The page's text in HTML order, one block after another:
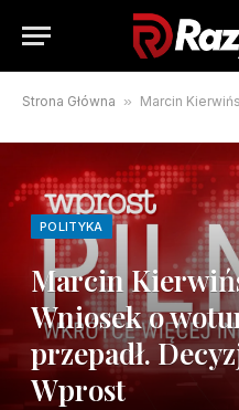
Strona Główna » Marcin Kierwiński
POLITYKA
Marcin
Wniosek o
przepadł.
Wprost